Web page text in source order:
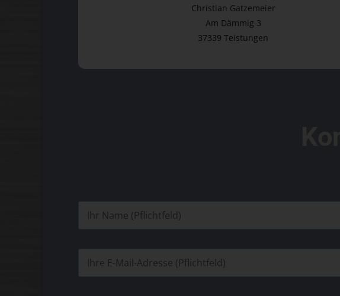
Christian Gatzemeier
Am Dämmig 3
37339 Teistungen